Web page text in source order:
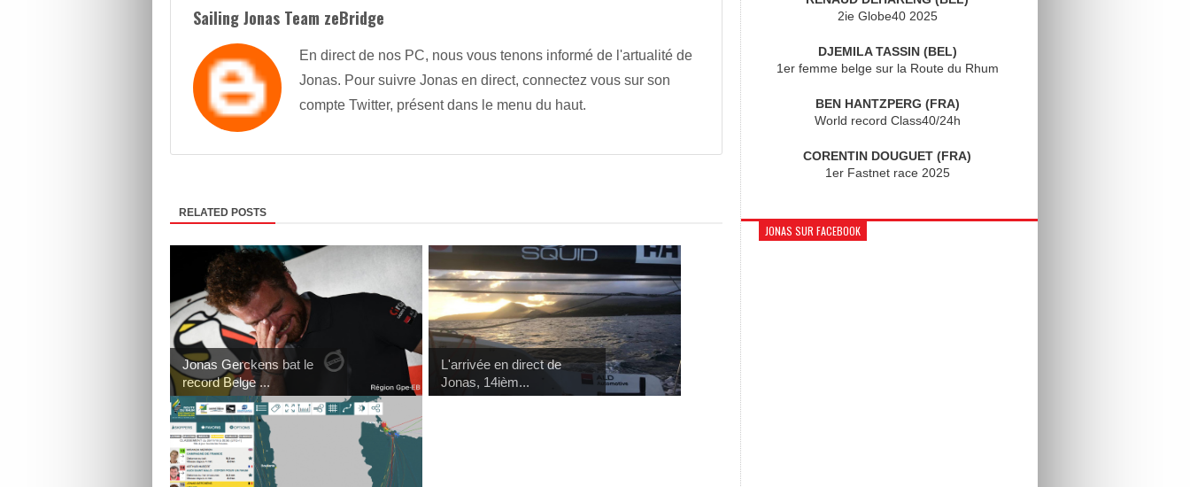
Sailing Jonas Team zeBridge
En direct de nos PC, nous vous tenons informé de l'artualité de
Jonas. Pour suivre Jonas en direct, connectez vous sur son
compte Twitter, présent dans le menu du haut.
RELATED POSTS
Jonas Gerckens bat le
record Belge ...
L'arrivée en direct de
Jonas, 14ièm...
2ie Globe40 2025
DJEMILA TASSIN (BEL)
1er femme belge sur la Route du Rhum
BEN HANTZPERG (FRA)
World record Class40/24h
CORENTIN DOUGUET (FRA)
1er Fastnet race 2025
JONAS SUR FACEBOOK